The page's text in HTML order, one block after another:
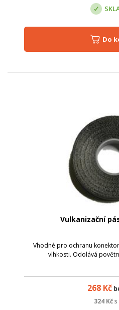
Do
Vulkanizační
Vhodné pro ochranu
vlhkosti. Odolává
268Kč
324 Kčs